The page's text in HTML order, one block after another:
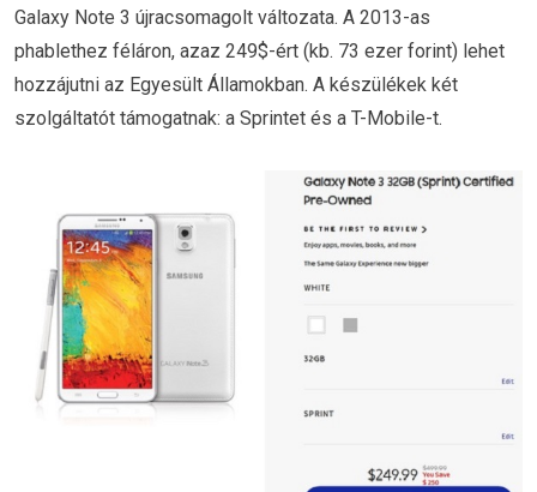
Galaxy Note 3 újracsomagolt változata. A 2013-as
phablethez féláron, azaz 249$-ért (kb. 73 ezer forint) lehet
hozzájutni az Egyesült Államokban. A készülékek két
szolgáltatót támogatnak: a Sprintet és a T-Mobile-t.